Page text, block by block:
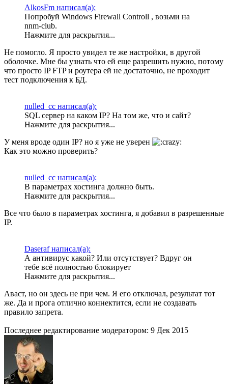
AlkosFm написал(а):
Попробуй Windows Firewall Controll , возьми на
nnm-club.
Нажмите для раскрытия...
Не помогло. Я просто увидел те же настройки, в другой
оболочке. Мне бы узнать что ей еще разрешить нужно, потому
что просто IP FTP и роутера ей не достаточно, не проходит
тест подключения к БД.
nulled_cc написал(а):
SQL сервер на каком IP? На том же, что и сайт?
Нажмите для раскрытия...
У меня вроде один IP? но я уже не уверен
Как это можно проверить?
nulled_cc написал(а):
В параметрах хостинга должно быть.
Нажмите для раскрытия...
Все что было в параметрах хостинга, я добавил в разрешенные
IP.
Daseraf написал(а):
А антивирус какой? Или отсутствует? Вдруг он
тебе всё полностью блокирует
Нажмите для раскрытия...
Аваст, но он здесь не при чем. Я его отключал, результат тот
же. Да и прога отлично коннектится, если не создавать
правило запрета.
Последнее редактирование модератором: 9 Дек 2015